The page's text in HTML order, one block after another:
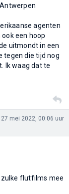
agenten
een hoop
uitmondt in een
tegen die tijd nog
Ik waag dat te
27 mei 2022, 00:06 uur
zulke flutfilms mee